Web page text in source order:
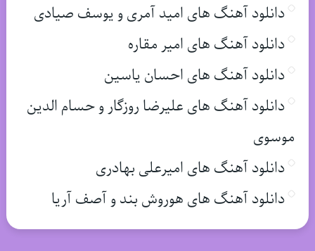
دانلود آهنگ های امید آمری و یوسف صیادی
دانلود آهنگ های امیر مقاره
دانلود آهنگ های احسان یاسین
دانلود آهنگ های علیرضا روزگار و حسام الدین
موسوی
دانلود آهنگ های امیرعلی بهادری
دانلود آهنگ های هوروش بند و آصف آریا